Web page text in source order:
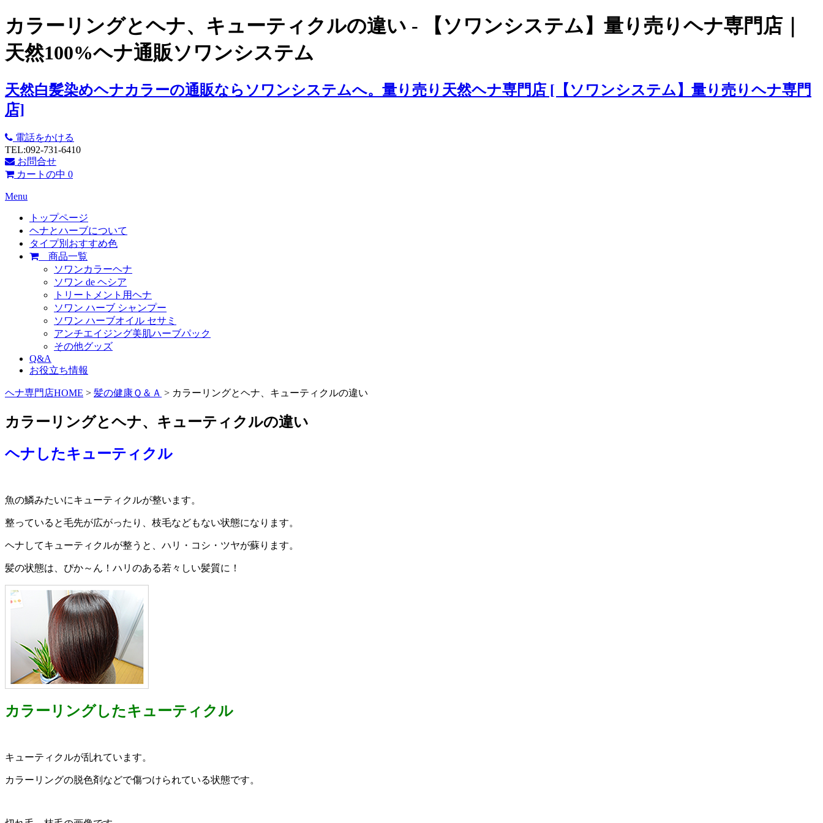
カラーリングとヘナ、キューティクルの違い - 【ソワンシステム】量り売りヘナ専門店｜
天然100%ヘナ通販ソワンシステム
天然白髪染めヘナカラーの通販ならソワンシステムへ。量り売り天然ヘナ専門店 [【ソワンシステム】量り売りヘナ専門
店]
電話をかける
TEL:092-731-6410
お問合せ
カートの中 0
Menu
トップページ
ヘナとハーブについて
タイプ別おすすめ色
商品一覧
ソワンカラーヘナ
ソワン de ヘシア
トリートメント用ヘナ
ソワン ハーブ シャンプー
ソワン ハーブオイル セサミ
アンチエイジング美肌ハーブパック
その他グッズ
Q&A
お役立ち情報
ヘナ専門店HOME > 髪の健康Ｑ＆Ａ > カラーリングとヘナ、キューティクルの違い
カラーリングとヘナ、キューティクルの違い
ヘナしたキューティクル
魚の鱗みたいにキューティクルが整います。
整っていると毛先が広がったり、枝毛などもない状態になります。
ヘナしてキューティクルが整うと、ハリ・コシ・ツヤが蘇ります。
髪の状態は、ぴか～ん！ハリのある若々しい髪質に！
カラーリングしたキューティクル
キューティクルが乱れています。
カラーリングの脱色剤などで傷つけられている状態です。